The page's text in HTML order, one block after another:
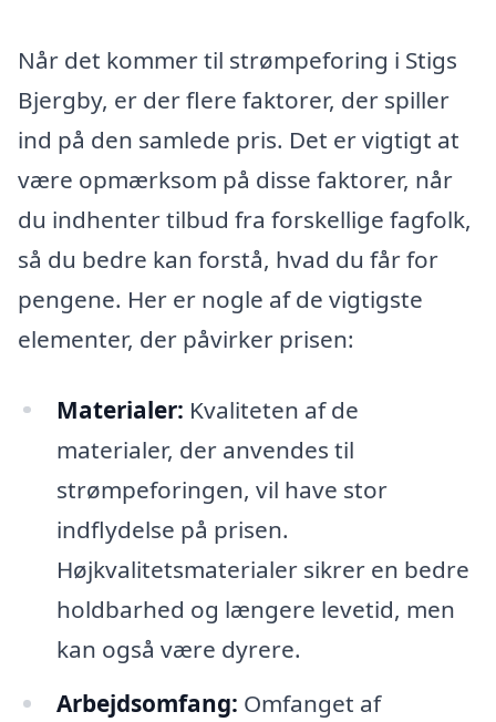
Når det kommer til strømpeforing i Stigs
Bjergby, er der flere faktorer, der spiller
ind på den samlede pris. Det er vigtigt at
være opmærksom på disse faktorer, når
du indhenter tilbud fra forskellige fagfolk,
så du bedre kan forstå, hvad du får for
pengene. Her er nogle af de vigtigste
elementer, der påvirker prisen:
Materialer: Kvaliteten af de
materialer, der anvendes til
strømpeforingen, vil have stor
indflydelse på prisen.
Højkvalitetsmaterialer sikrer en bedre
holdbarhed og længere levetid, men
kan også være dyrere.
Arbejdsomfang: Omfanget af